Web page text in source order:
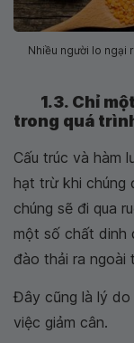
Nhiều người lo ngại
1.3. Chỉ
trong quá
Cấu trúc và hàm
hạt trừ khi chúng
chúng sẽ đi qua
một số chất dinh
đào thải ra ngoài
Đây cũng là lý do
việc giảm cân.